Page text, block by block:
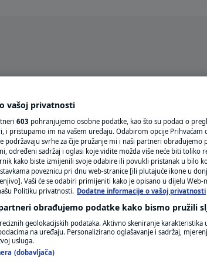
VRIJEME
N1 TEME
vašoj privatnosti
603 pohranjujemo osobne podatke, kao što su podaci o
i pristupamo im na vašem uređaju. Odabirom opcije Prihvaćam
podržavaju svrhe za čije pružanje mi i naši partneri obrađujemo
određeni sadržaj i oglasi koje vidite možda više neće biti toliko
kako biste izmijenili svoje odabire ili povukli pristanak u bilo
poveznicu pri dnu web-stranice [ili plutajuće ikone u
Vaši će se odabiri primijeniti kako je opisano u dijelu Web-
Politiku privatnosti. Dodatne informacije o vašoj privatnosti
obrađujemo podatke kako bismo pružili
geolokacijskih podataka. Aktivno skeniranje karakteristika
na uređaju. Personalizirano oglašavanje i sadržaj,
usluga.
(dobavljača)